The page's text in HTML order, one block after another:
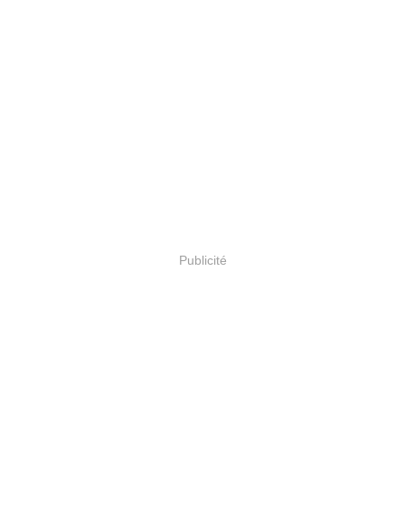
Publicité